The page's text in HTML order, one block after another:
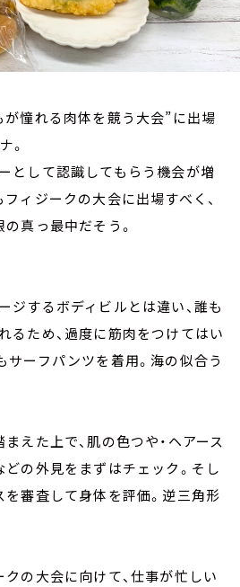
憧れる肉体を競う大会”に出場
。
として認識してもらう機会が増
ィジークの大会に出場すべく、
真っ最中だそう。
ジするボディビルとは違い、誰も
るため、過度に筋肉をつけてはい
サーフパンツを着用。海の似合う
えた上で、肌の色つや・ヘアース
どの外見をまずはチェック。そし
を審査して身体を評価。逆三角形
の大会に向けて、仕事が忙しい